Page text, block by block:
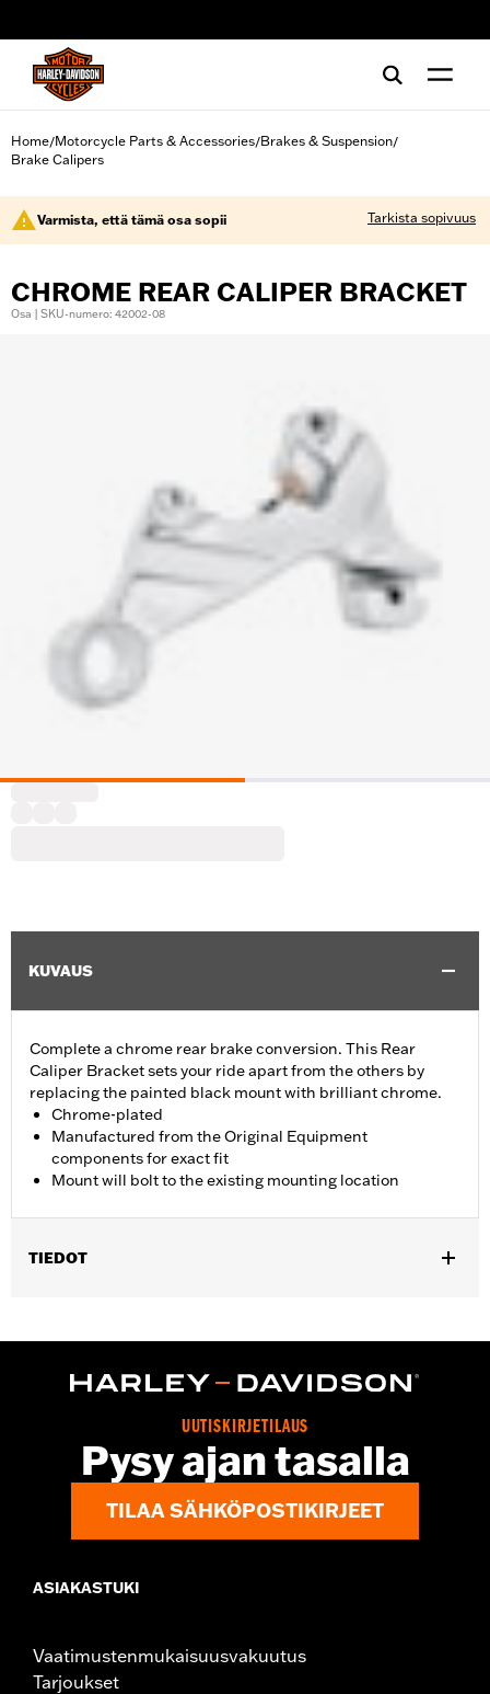
Home/Motorcycle Parts & Accessories/Brakes & Suspension/
Brake Calipers
Varmista, että tämä osa sopii Tarkista sopivuus
CHROME REAR CALIPER BRACKET
Osa | SKU-numero: 42002-08
KUVAUS
Complete a chrome rear brake conversion. This Rear
Caliper Bracket sets your ride apart from the others by
replacing the painted black mount with brilliant chrome.
Chrome-plated
Manufactured from the Original Equipment
components for exact fit
Mount will bolt to the existing mounting location
TIEDOT
Sold In Units:Each
1 year limited warranty – Go to
d.com/warrantyfor full details
UUTISKIRJETILAUS
Pysy ajan tasalla
TILAA SÄHKÖPOSTIKIRJEET
ASIAKASTUKI
Vaatimustenmukaisuusvakuutus
Tarjoukset